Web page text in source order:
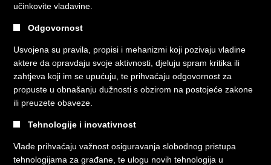
učinkovite vladavine.
Odgovornost
Usvojena su pravila, propisi i mehanizmi koji pozivaju vladine
aktere da opravdaju svoje aktivnosti, djeluju spram kritika ili
zahtjeva koji im se upućuju, te prihvaćaju odgovornost za
propuste u obnašanju dužnosti s obzirom na postojeće zakone
ili preuzete obaveze.
Tehnologije i inovativnost
Vlade prihvaćaju važnost osiguravanja slobodnog pristupa
tehnologijama za građane, te ulogu novih tehnologija u